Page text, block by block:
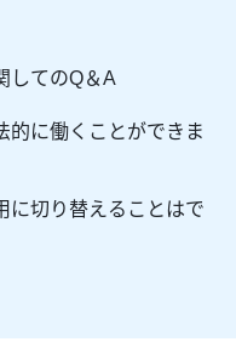
してのQ＆A
的に働くことができま
に切り替えることはで